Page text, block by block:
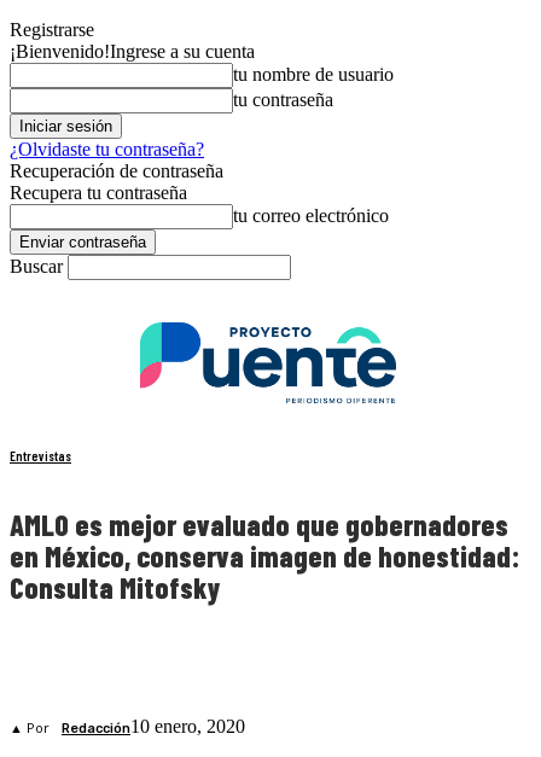
Registrarse
¡Bienvenido!Ingrese a su cuenta
tu nombre de usuario
tu contraseña
¿Olvidaste tu contraseña?
Recuperación de contraseña
Recupera tu contraseña
tu correo electrónico
Buscar
Entrevistas
AMLO es mejor evaluado que gobernadores
en México, conserva imagen de honestidad:
Consulta Mitofsky
▲ Por Redacción10 enero, 2020